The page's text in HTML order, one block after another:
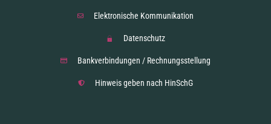
Elektronische Kommunikation
Datenschutz
Bankverbindungen / Rechnungsstellung
Hinweis geben nach HinSchG